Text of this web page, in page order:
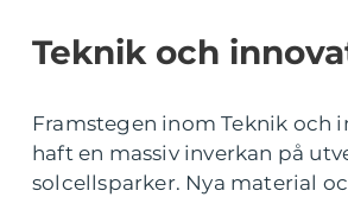
Teknik och
Framstegen inom Teknik och
haft en massiv inverkan på
solcellsparker. Nya material